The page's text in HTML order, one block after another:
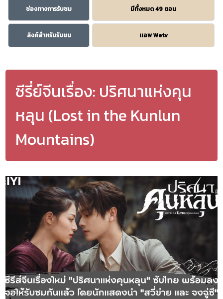
ช่องทางการรับชม มีทั้งหมด 49 ตอน
ลิงค์สำหรับรับชม เเอพ Wetv
ซีรี่ย์จีนเรื่อง: ปริศนาแห่งคุน
หลุน (Lost in the Kunlun
Mountains)